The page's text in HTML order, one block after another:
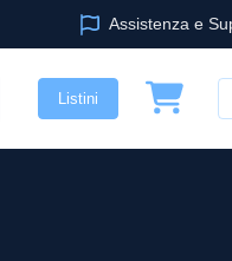
Assistenza e
Listini